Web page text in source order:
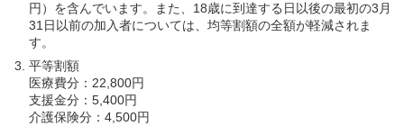
円）を含んでいます。また、18歳に到達する日以後の最初の3月
31日以前の加入者については、均等割額の全額が軽減されま
す。
平等割額
医療費分：22,800円
支援金分：5,400円
介護保険分：4,500円